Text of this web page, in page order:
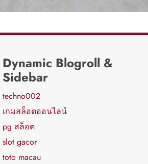
Dynamic Blogroll &
Sidebar
techno002
เกมสล็อตออนไลน์
pg สล็อต
slot gacor
toto macau